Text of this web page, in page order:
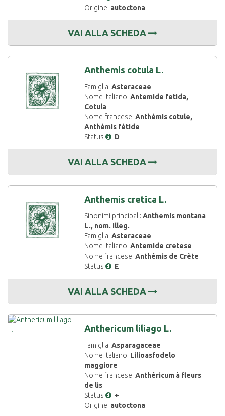
Origine: autoctona
VAI ALLA SCHEDA
Anthemis cotula L.
Famiglia:Asteraceae
Nome italiano:Antemide fetida,
Cotula
Nome francese:Anthémis cotule,
Anthémis fétide
Status
:D
VAI ALLA SCHEDA
Anthemis cretica L.
Sinonimi principali:Anthemis montana
L., nom. illeg.
Famiglia:Asteraceae
Nome italiano:Antemide cretese
Nome francese:Anthémis de Crète
Status
:E
VAI ALLA SCHEDA
Anthericum liliago L.
Famiglia:Asparagaceae
Nome italiano: Lilioasfodelo
maggiore
Nome francese:Anthéricum à fleurs
de lis
Status
:+
Origine: autoctona